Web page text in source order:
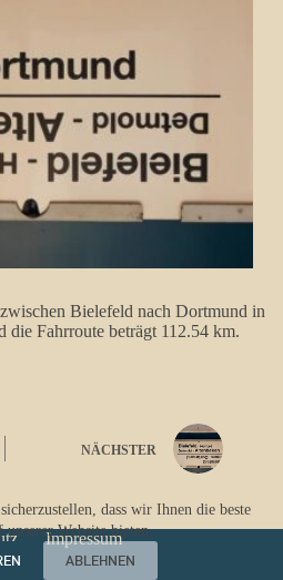
dass wir Ihnen die beste
unserer Website bieten.
ABLEHNEN
Bielefeld nach Dortmund in
Fahrroute beträgt 112.54 km.
NÄCHSTER
Impressum